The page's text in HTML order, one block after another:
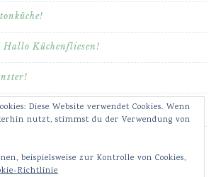
Hallo Küchenfliesen!
Diese Website verwendet Cookies. Wenn
nutzt, stimmst du der Verwendung von
beispielsweise zur Kontrolle von Cookies,
Richtlinie